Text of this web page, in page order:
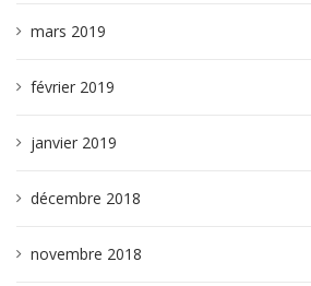
mars 2019
février 2019
janvier 2019
décembre 2018
novembre 2018